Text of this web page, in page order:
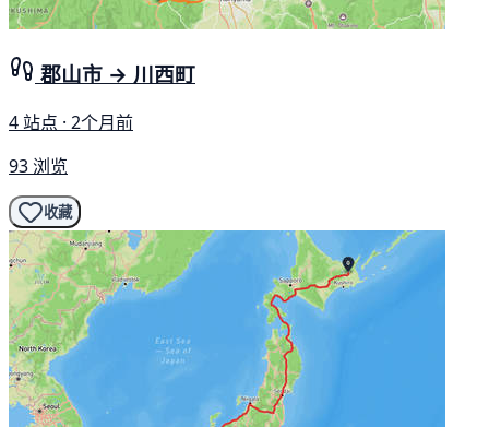
郡山市 → 川西町
4 站点 · 2个月前
93 浏览
收藏